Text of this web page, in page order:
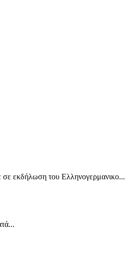
σε εκδήλωση του Ελληνογερμανικο...